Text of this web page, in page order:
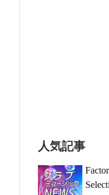
人気記事